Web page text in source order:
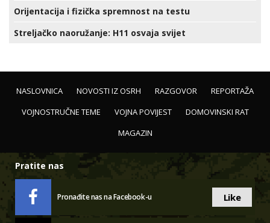
Orijentacija i fizička spremnost na testu
Streljačko naoružanje: H11 osvaja svijet
NASLOVNICA NOVOSTI IZ OSRH RAZGOVOR
REPORTAŽA
VOJNOSTRUČNE TEME
VOJNA POVIJEST
DOMOVINSKI RAT
MAGAZIN
Pratite nas
Pronađite nas na Facebook-u Like